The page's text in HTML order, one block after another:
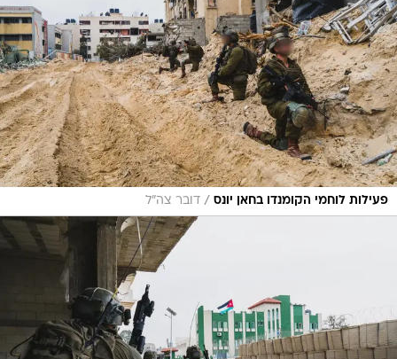
פעילות לוחמי הקומנדו בחאן יונס / דובר צה"ל